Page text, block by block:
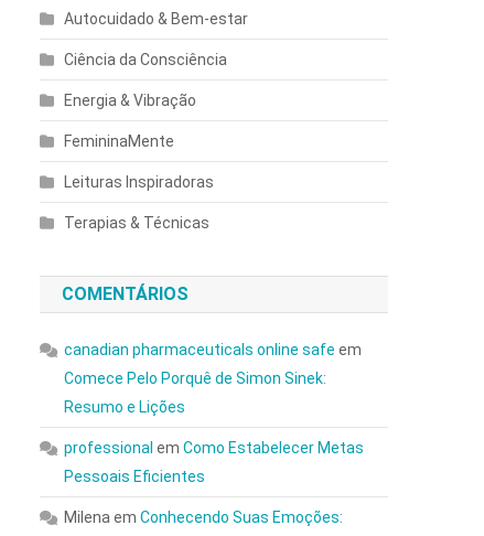
Autocuidado & Bem-estar
Ciência da Consciência
Energia & Vibração
FemininaMente
Leituras Inspiradoras
Terapias & Técnicas
COMENTÁRIOS
canadian pharmaceuticals online safe em
Comece Pelo Porquê de Simon Sinek:
Resumo e Lições
professional emComo Estabelecer Metas
Pessoais Eficientes
Milena emConhecendo Suas Emoções: